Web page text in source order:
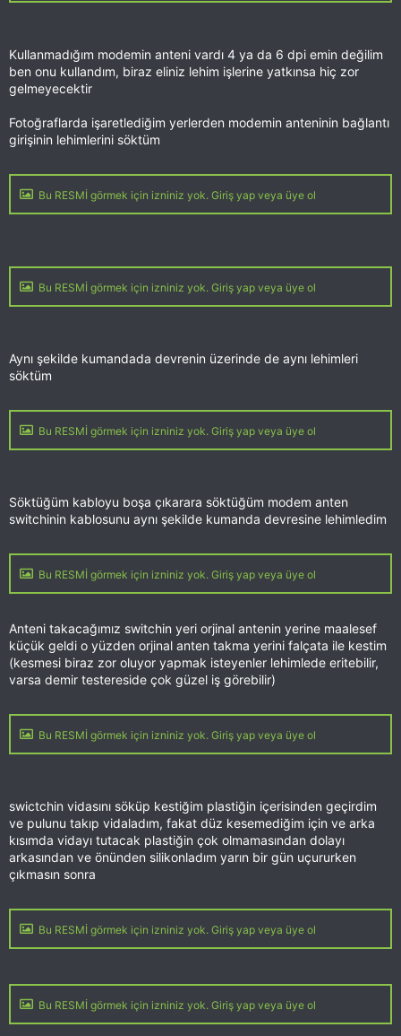
Kullanmadığım modemin anteni vardı 4 ya da 6 dpi emin değilim
ben onu kullandım, biraz eliniz lehim işlerine yatkınsa hiç zor
gelmeyecektir
Fotoğraflarda işaretlediğim yerlerden modemin anteninin bağlantı
girişinin lehimlerini söktüm
Bu RESMİ görmek için izniniz yok. Giriş yap veya üye ol
Bu RESMİ görmek için izniniz yok. Giriş yap veya üye ol
Aynı şekilde kumandada devrenin üzerinde de aynı lehimleri
söktüm
Bu RESMİ görmek için izniniz yok. Giriş yap veya üye ol
Söktüğüm kabloyu boşa çıkarara söktüğüm modem anten
switchinin kablosunu aynı şekilde kumanda devresine lehimledim
Bu RESMİ görmek için izniniz yok. Giriş yap veya üye ol
Anteni takacağımız switchin yeri orjinal antenin yerine maalesef
küçük geldi o yüzden orjinal anten takma yerini falçata ile kestim
(kesmesi biraz zor oluyor yapmak isteyenler lehimlede eritebilir,
varsa demir testereside çok güzel iş görebilir)
Bu RESMİ görmek için izniniz yok. Giriş yap veya üye ol
swictchin vidasını söküp kestiğim plastiğin içerisinden geçirdim
ve pulunu takıp vidaladım, fakat düz kesemediğim için ve arka
kısımda vidayı tutacak plastiğin çok olmamasından dolayı
arkasından ve önünden silikonladım yarın bir gün uçururken
çıkmasın sonra
Bu RESMİ görmek için izniniz yok. Giriş yap veya üye ol
Bu RESMİ görmek için izniniz yok. Giriş yap veya üye ol